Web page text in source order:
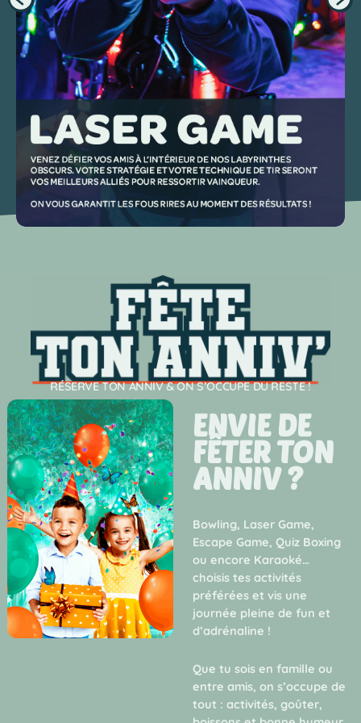
RÉSERVE TON ANNIV & ON S’OCCUPE DU RESTE !
ENVIE DE
FÊTER TON
ANNIV ?
Bowling, Laser Game,
Escape Game, Quiz Boxing
ou encore Karaoké…
choisis tes activités
préférées et vis une
journée pleine de fun et
d’adrénaline !
Que tu sois en famille ou
entre amis, on s’occupe de
tout : activités, goûter,